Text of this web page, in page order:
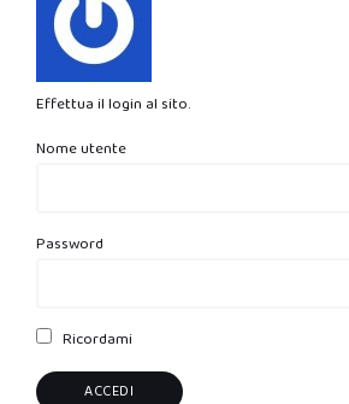
Effettua il login al sito.
Nome utente
Password
Ricordami